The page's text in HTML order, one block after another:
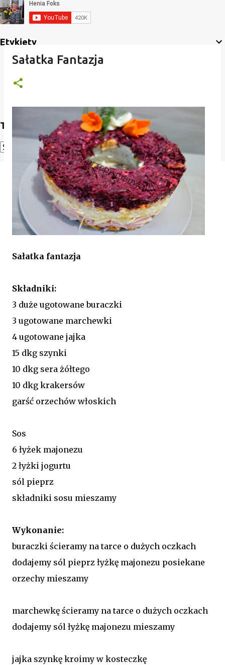
Etykiety
Translate
Powered by Translate
Sałatka Fantazja
Sałatka fantazja
Składniki:
3 duże ugotowane buraczki
3 ugotowane marchewki
4 ugotowane jajka
15 dkg szynki
10 dkg sera żółtego
10 dkg krakersów
garść orzechów włoskich
Sos
6 łyżek majonezu
2 łyżki jogurtu
sól pieprz
składniki sosu mieszamy
Wykonanie:
buraczki ścieramy na tarce o dużych oczkach
dodajemy sól pieprz łyżkę majonezu posiekane
orzechy mieszamy
marchewkę ścieramy na tarce o dużych oczkach
dodajemy sól łyżkę majonezu mieszamy
jajka szynkę kroimy w kosteczkę